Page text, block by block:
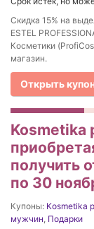
Скидка 15% на
ESTEL
Косметики
магазин.
Открыть
Kosmetika
получить
по 30
Купоны: Kosmetika
мужчин, Подарки